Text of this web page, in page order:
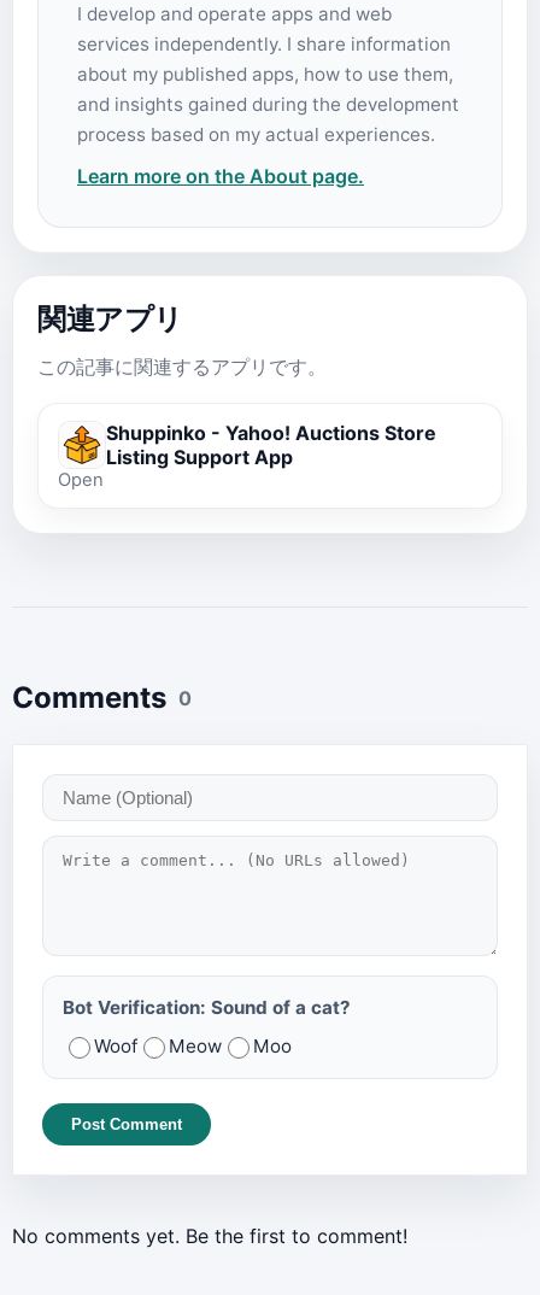
I develop and operate apps and web
services independently. I share information
about my published apps, how to use them,
and insights gained during the development
process based on my actual experiences.
Learn more on the About page.
関連アプリ
この記事に関連するアプリです。
Shuppinko - Yahoo! Auctions Store
Listing Support App
Open
Comments 0
Bot Verification: Sound of a cat?
Woof
Meow Moo
Post Comment
No comments yet. Be the first to comment!